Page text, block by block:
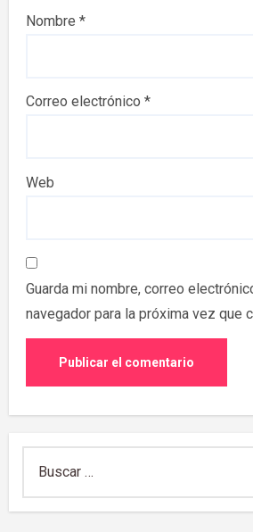
Nombre *
Correo electrónico *
Web
Guarda mi nombre, correo
navegador para la próxima vez que